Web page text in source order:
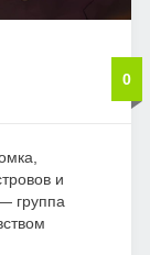
0
и
группа